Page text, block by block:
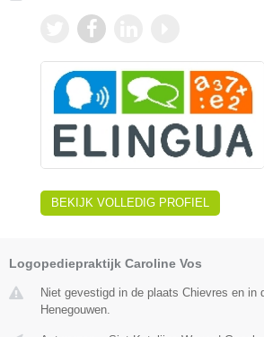
BEKIJK VOLLEDIG PROFIEL
Logopediepraktijk Caroline Vos
Niet gevestigd in de plaats Chievres en in
Henegouwen.